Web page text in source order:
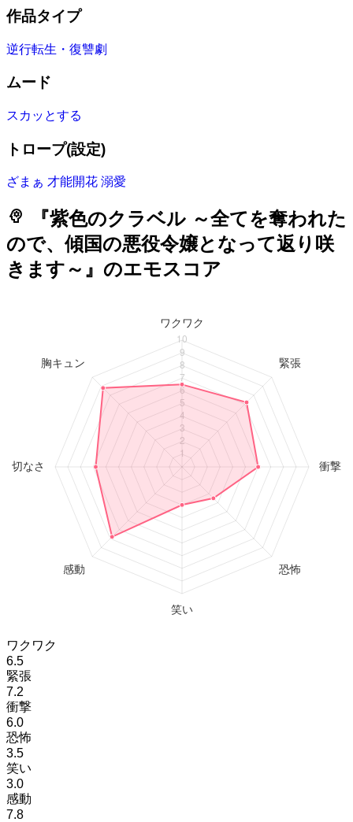
作品タイプ
逆行転生・復讐劇
ムード
スカッとする
トロープ(設定)
ざまぁ 才能開花 溺愛
psychology
『紫色のクラベル ～全てを奪われた
ので、傾国の悪役令嬢となって返り咲
きます～』のエモスコア
ワクワク
6.5
緊張
7.2
衝撃
6.0
恐怖
3.5
笑い
3.0
感動
7.8